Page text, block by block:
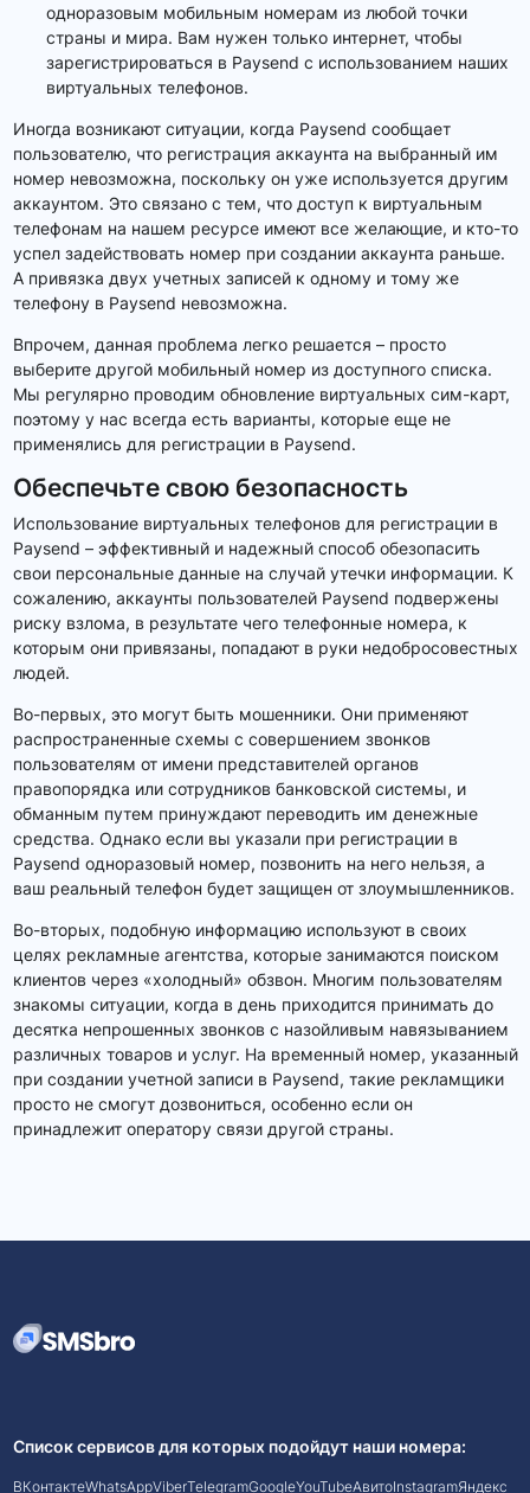
одноразовым мобильным номерам из любой точки
страны и мира. Вам нужен только интернет, чтобы
зарегистрироваться в Paysend с использованием наших
виртуальных телефонов.
Иногда возникают ситуации, когда Paysend сообщает
пользователю, что регистрация аккаунта на выбранный им
номер невозможна, поскольку он уже используется другим
аккаунтом. Это связано с тем, что доступ к виртуальным
телефонам на нашем ресурсе имеют все желающие, и кто-то
успел задействовать номер при создании аккаунта раньше.
А привязка двух учетных записей к одному и тому же
телефону в Paysend невозможна.
Впрочем, данная проблема легко решается – просто
выберите другой мобильный номер из доступного списка.
Мы регулярно проводим обновление виртуальных сим-карт,
поэтому у нас всегда есть варианты, которые еще не
применялись для регистрации в Paysend.
Обеспечьте свою безопасность
Использование виртуальных телефонов для регистрации в
Paysend – эффективный и надежный способ обезопасить
свои персональные данные на случай утечки информации. К
сожалению, аккаунты пользователей Paysend подвержены
риску взлома, в результате чего телефонные номера, к
которым они привязаны, попадают в руки недобросовестных
людей.
Во-первых, это могут быть мошенники. Они применяют
распространенные схемы с совершением звонков
пользователям от имени представителей органов
правопорядка или сотрудников банковской системы, и
обманным путем принуждают переводить им денежные
средства. Однако если вы указали при регистрации в
Paysend одноразовый номер, позвонить на него нельзя, а
ваш реальный телефон будет защищен от злоумышленников.
Во-вторых, подобную информацию используют в своих
целях рекламные агентства, которые занимаются поиском
клиентов через «холодный» обзвон. Многим пользователям
знакомы ситуации, когда в день приходится принимать до
десятка непрошенных звонков с назойливым навязыванием
различных товаров и услуг. На временный номер, указанный
при создании учетной записи в Paysend, такие рекламщики
просто не смогут дозвониться, особенно если он
принадлежит оператору связи другой страны.
Список сервисов для которых подойдут наши номера:
ВКонтактеWhatsAppViberTelegramGoogleYouTubeАвитоInstagramЯндекс